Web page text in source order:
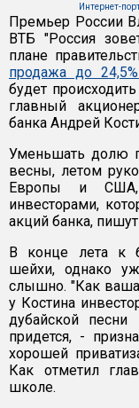
Интернет-
Премьер России
ВТБ "Россия
плане
продажа до
будет
главный
банка Андрей
Уменьшать долю
весны, летом
Европы и США,
инвесторами,
акций банка, пишут
В конце лета к
шейхи, однако
слышно. "Как ваша
у Костина
дубайской
придется, -
хорошей
Как отметил
школе.